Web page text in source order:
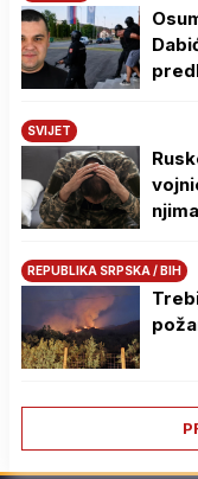
SVIJET
REPUBLIKA SRPSKA / BIH